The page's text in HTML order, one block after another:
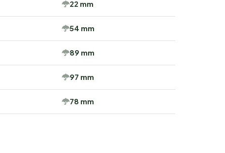
22 mm
54 mm
89 mm
97 mm
78 mm